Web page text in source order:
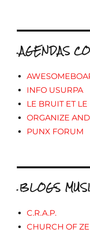
.AGENDAS
INFO USURPA
LE BRUIT ET
ORGANIZE
PUNX FORUM
.BLOGS
C.R.A.P.
CHURCH OF